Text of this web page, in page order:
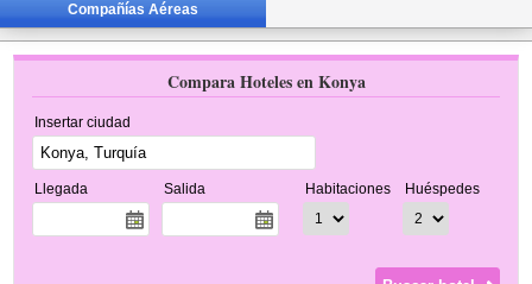
Compañías Aéreas
Compara Hoteles en Konya
Insertar ciudad
Llegada Salida Habitaciones Huéspedes